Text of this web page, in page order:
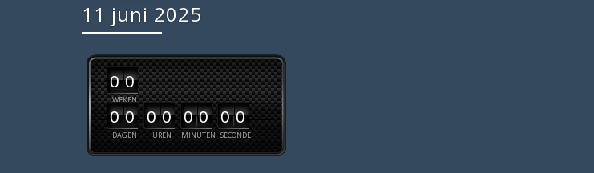
11 juni 2025
WEKEN
0 0
DAGEN
0 0
UREN
0 0
MINUTEN
0 0
SECONDE
0 0